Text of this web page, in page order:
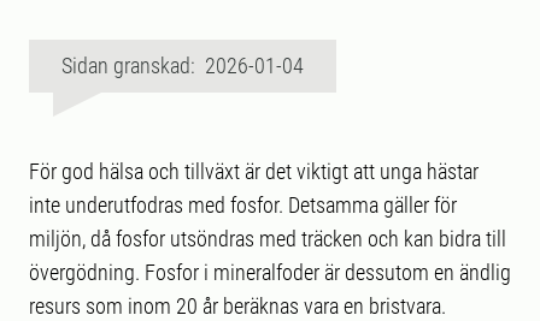
Sidan granskad: 2026-01-04
För god hälsa och tillväxt är det viktigt att unga hästar
inte underutfodras med fosfor. Detsamma gäller för
miljön, då fosfor utsöndras med träcken och kan bidra till
övergödning. Fosfor i mineralfoder är dessutom en ändlig
resurs som inom 20 år beräknas vara en bristvara.